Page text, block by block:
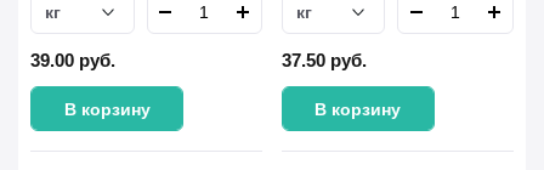
кг
39.00 руб.
В корзину
кг
37.50 руб.
В корзину